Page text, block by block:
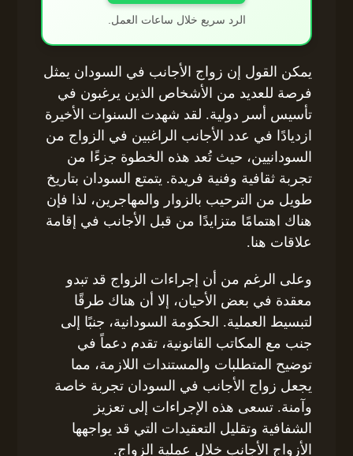
الرد سريع خلال ساعات العمل.
يمكن القول إن زواج الأجانب في السودان يمثل
فرصة للعديد من الأشخاص الذين يرغبون في
تأسيس أسر دولية. لقد شهدت السنوات الأخيرة
ازديادًا في عدد الأجانب الراغبين في الزواج من
السودانيين، حيث تُعد هذه الخطوة جزءًا من
تجربة ثقافية وفنية فريدة. يتمتع السودان بتاريخ
طويل من الترحيب بالزوار والمهاجرين، لذا فإن
هناك اهتمامًا متزايدًا من قبل الأجانب في إقامة
علاقات هنا.
وعلى الرغم من أن إجراءات الزواج قد تبدو
معقدة في بعض الأحيان، إلا أن هناك طرقًا
لتبسيط العملية. الحكومة السودانية، جنبًا إلى
جنب مع المكاتب القانونية، تقدم دعماً في
توضيح المتطلبات والمستندات اللازمة، مما
يجعل زواج الأجانب في السودان تجربة خاصة
وآمنة. تسعى هذه الإجراءات إلى تعزيز
الشفافية وتقليل التعقيدات التي قد يواجهها
الأزواج الأجانب خلال عملية الزواج.